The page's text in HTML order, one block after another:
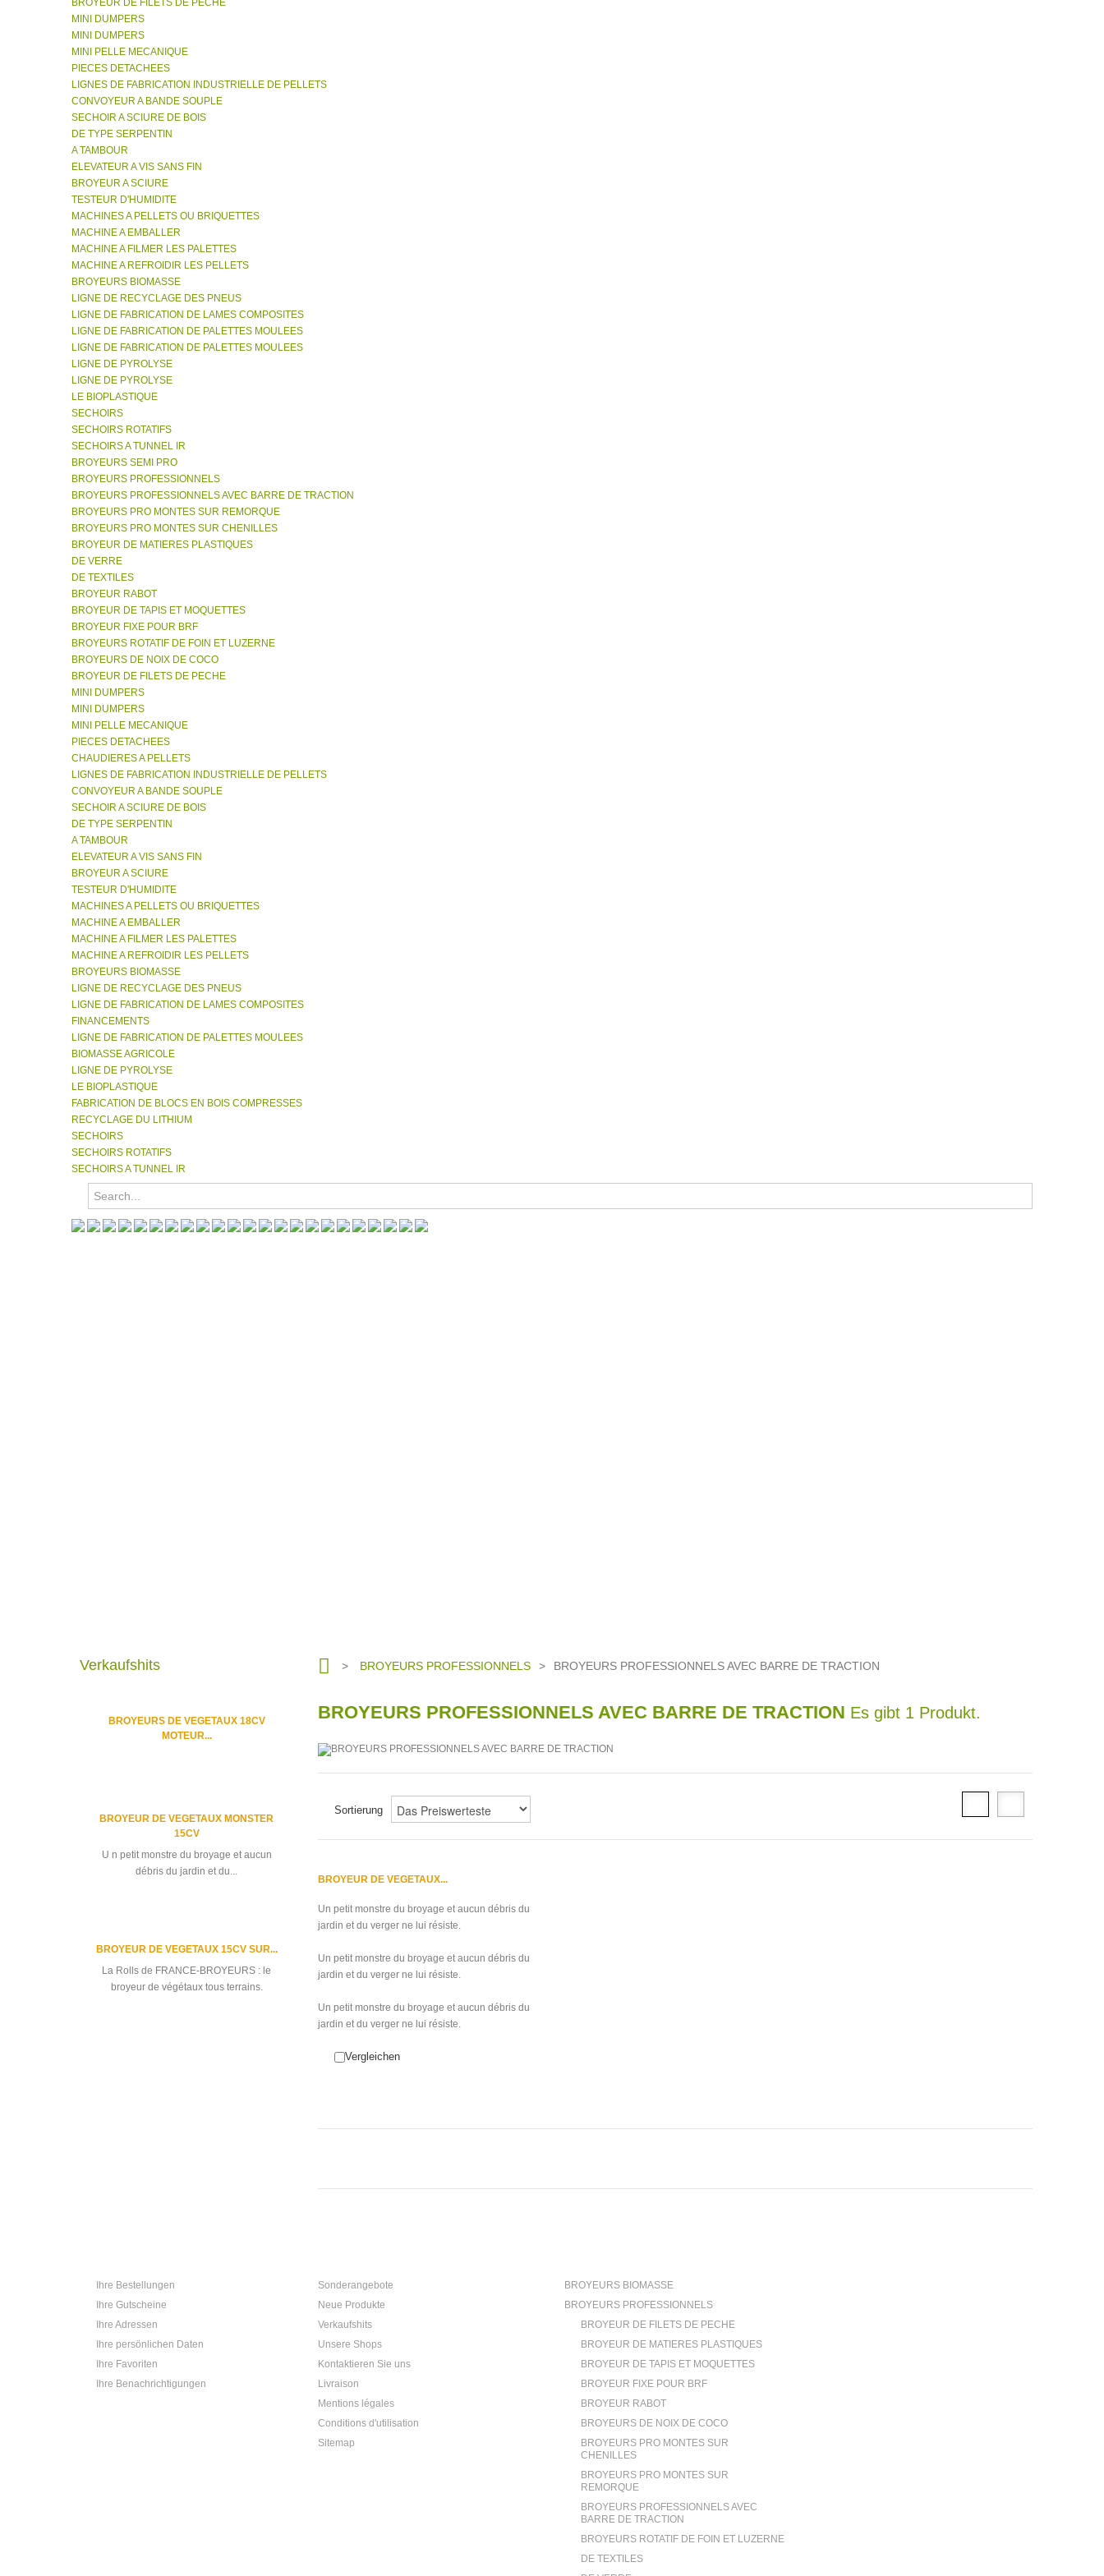
BROYEUR DE FILETS DE PECHE
MINI DUMPERS
MINI DUMPERS
MINI PELLE MECANIQUE
PIECES DETACHEES
LIGNES DE FABRICATION INDUSTRIELLE DE PELLETS
CONVOYEUR A BANDE SOUPLE
SECHOIR A SCIURE DE BOIS
DE TYPE SERPENTIN
A TAMBOUR
ELEVATEUR A VIS SANS FIN
BROYEUR A SCIURE
TESTEUR D'HUMIDITE
MACHINES A PELLETS OU BRIQUETTES
MACHINE A EMBALLER
MACHINE A FILMER LES PALETTES
MACHINE A REFROIDIR LES PELLETS
BROYEURS BIOMASSE
LIGNE DE RECYCLAGE DES PNEUS
LIGNE DE FABRICATION DE LAMES COMPOSITES
LIGNE DE FABRICATION DE PALETTES MOULEES
LIGNE DE FABRICATION DE PALETTES MOULEES
LIGNE DE PYROLYSE
LIGNE DE PYROLYSE
LE BIOPLASTIQUE
SECHOIRS
SECHOIRS ROTATIFS
SECHOIRS A TUNNEL IR
BROYEURS SEMI PRO
BROYEURS PROFESSIONNELS
BROYEURS PROFESSIONNELS AVEC BARRE DE TRACTION
BROYEURS PRO MONTES SUR REMORQUE
BROYEURS PRO MONTES SUR CHENILLES
BROYEUR DE MATIERES PLASTIQUES
DE VERRE
DE TEXTILES
BROYEUR RABOT
BROYEUR DE TAPIS ET MOQUETTES
BROYEUR FIXE POUR BRF
BROYEURS ROTATIF DE FOIN ET LUZERNE
BROYEURS DE NOIX DE COCO
BROYEUR DE FILETS DE PECHE
MINI DUMPERS
MINI DUMPERS
MINI PELLE MECANIQUE
PIECES DETACHEES
CHAUDIERES A PELLETS
LIGNES DE FABRICATION INDUSTRIELLE DE PELLETS
CONVOYEUR A BANDE SOUPLE
SECHOIR A SCIURE DE BOIS
DE TYPE SERPENTIN
A TAMBOUR
ELEVATEUR A VIS SANS FIN
BROYEUR A SCIURE
TESTEUR D'HUMIDITE
MACHINES A PELLETS OU BRIQUETTES
MACHINE A EMBALLER
MACHINE A FILMER LES PALETTES
MACHINE A REFROIDIR LES PELLETS
BROYEURS BIOMASSE
LIGNE DE RECYCLAGE DES PNEUS
LIGNE DE FABRICATION DE LAMES COMPOSITES
FINANCEMENTS
LIGNE DE FABRICATION DE PALETTES MOULEES
BIOMASSE AGRICOLE
LIGNE DE PYROLYSE
LE BIOPLASTIQUE
FABRICATION DE BLOCS EN BOIS COMPRESSES
RECYCLAGE DU LITHIUM
SECHOIRS
SECHOIRS ROTATIFS
SECHOIRS A TUNNEL IR
> BROYEURS PROFESSIONNELS > BROYEURS PROFESSIONNELS AVEC BARRE DE TRACTION
BROYEURS PROFESSIONNELS AVEC BARRE DE TRACTION Es gibt 1 Produkt.
Sortierung
BROYEUR DE VEGETAUX...
Un petit monstre du broyage et aucun débris du
jardin et du verger ne lui résiste.
Un petit monstre du broyage et aucun débris du
jardin et du verger ne lui résiste.
Un petit monstre du broyage et aucun débris du
jardin et du verger ne lui résiste.
Vergleichen
Verkaufshits
BROYEURS DE VEGETAUX 18CV
MOTEUR...
BROYEUR DE VEGETAUX MONSTER
15CV
U n petit monstre du broyage et aucun
débris du jardin et du...
BROYEUR DE VEGETAUX 15CV SUR...
La Rolls de FRANCE-BROYEURS : le
broyeur de végétaux tous terrains.
Ihre Bestellungen
Ihre Gutscheine
Ihre Adressen
Ihre persönlichen Daten
Ihre Favoriten
Ihre Benachrichtigungen
Sonderangebote
Neue Produkte
Verkaufshits
Unsere Shops
Kontaktieren Sie uns
Livraison
Mentions légales
Conditions d'utilisation
Sitemap
BROYEURS BIOMASSE
BROYEURS PROFESSIONNELS
BROYEUR DE FILETS DE PECHE
BROYEUR DE MATIERES PLASTIQUES
BROYEUR DE TAPIS ET MOQUETTES
BROYEUR FIXE POUR BRF
BROYEUR RABOT
BROYEURS DE NOIX DE COCO
BROYEURS PRO MONTES SUR
CHENILLES
BROYEURS PRO MONTES SUR
REMORQUE
BROYEURS PROFESSIONNELS AVEC
BARRE DE TRACTION
BROYEURS ROTATIF DE FOIN ET LUZERNE
DE TEXTILES